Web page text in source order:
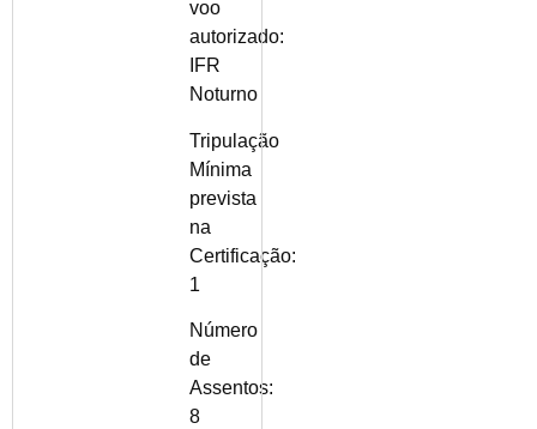
voo
autorizado:
IFR
Noturno
Tripulação
Mínima
prevista
na
Certificação:
1
Número
de
Assentos:
8